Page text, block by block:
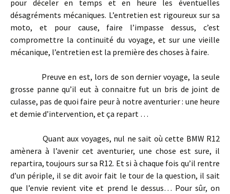
pour déceler en temps et en heure les éventuelles
désagréments mécaniques. L’entretien est rigoureux sur sa
moto, et pour cause, faire l’impasse dessus, c’est
compromettre la continuité du voyage, et sur une vieille
mécanique, l’entretien est la première des choses à faire.
Preuve en est, lors de son dernier voyage, la seule
grosse panne qu’il eut à connaitre fut un bris de joint de
culasse, pas de quoi faire peur à notre aventurier : une heure
et demie d’intervention, et ça repart …
Quant aux voyages, nul ne sait où cette BMW R12
amènera à l’avenir cet aventurier, une chose est sure, il
repartira, toujours sur sa R12. Et si à chaque fois qu’il rentre
d’un périple, il se dit avoir fait le tour de la question, il sait
que l’envie revient vite et prend le dessus… Pour sûr, on